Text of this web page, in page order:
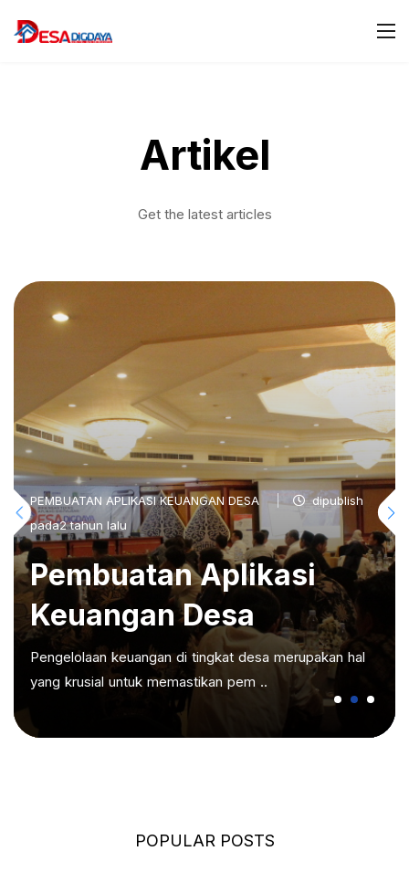
Artikel
Get the latest articles
PEMBUATAN APLIKASI KEUANGAN DESA
dipublish
pada2 tahun lalu
Pembuatan Aplikasi
Keuangan Desa
Pengelolaan keuangan di tingkat desa merupakan hal
yang krusial untuk memastikan pem ..
POPULAR POSTS